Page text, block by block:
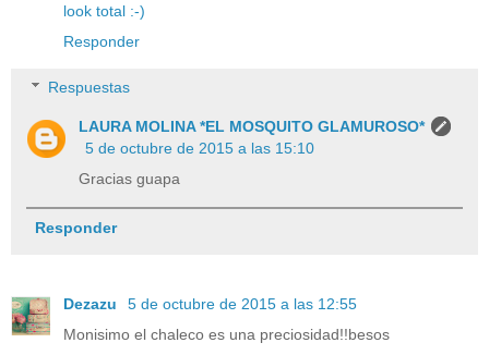
look total :-)
Responder
Respuestas
LAURA MOLINA *EL MOSQUITO GLAMUROSO*
5 de octubre de 2015 a las 15:10
Gracias guapa
Responder
Dezazu
5 de octubre de 2015 a las 12:55
Monisimo el chaleco es una preciosidad!!besos